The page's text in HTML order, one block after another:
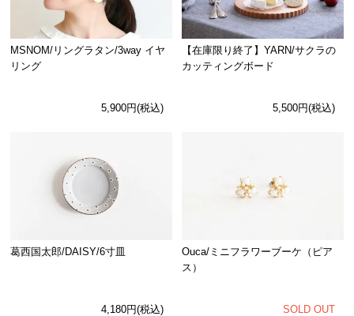
MSNOM/リングラタン/3way イヤ
リング
5,900円(税込)
【在庫限り終了】YARN/サクラの
カッティングボード
5,500円(税込)
葛西国太郎/DAISY/6寸皿
4,180円(税込)
Ouca/ミニフラワーブーケ（ピア
ス）
SOLD OUT